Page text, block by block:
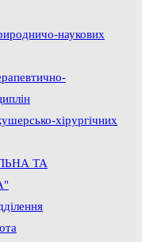
наукових
хірургічних
ТА